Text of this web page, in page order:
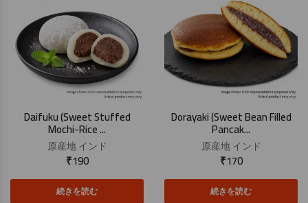
Daifuku (Sweet Stuffed
Mochi-Rice ...
原産地インド
₹190
続きを読む
Dorayaki (Sweet Bean Filled
Pancak...
原産地インド
₹170
続きを読む